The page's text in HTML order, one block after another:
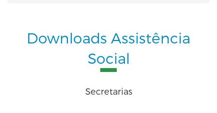
Downloads Assistência
Social
Secretarias